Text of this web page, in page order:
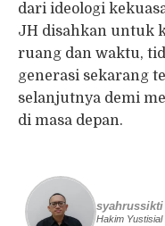
dari ideologi
JH disahkan untuk
ruang dan waktu,
generasi sekarang
selanjutnya demi
di masa depan.
syahrussikti
Hakim